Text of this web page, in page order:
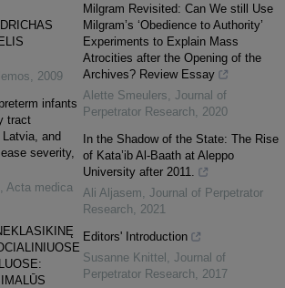
2009
infants
tract
and
severity,
Acta medica
Milgram Revisited: Can We still Use
Milgram’s ‘Obedience to Authority’
Experiments to Explain Mass
Atrocities after the Opening of the
Archives? Review Essay
Alette Smeulers Journal of
Perpetrator Research
2020
In the Shadow of the State: The Rise
of Kata’ib Al-Baath at Aleppo
University after 2011.
Ali Aljasem Journal of Perpetrator
Research
2021
Editors' Introduction
Susanne Knittel
Journal of
Perpetrator Research
2017